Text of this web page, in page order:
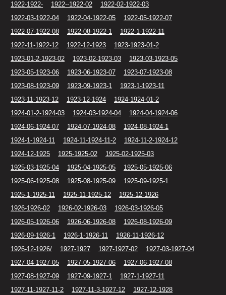
1922-1922-
1922--1922-02
1922-02-1922-03
1922-03-1922-04
1922-04-1922-05
1922-05-1922-07
1922-07-1922-08
1922-08-1922-1
1922-1-1922-11
1922-11-1922-12
1922-12-1923
1923-1923-01-2
1923-01-2-1923-02
1923-02-1923-03
1923-03-1923-05
1923-05-1923-06
1923-06-1923-07
1923-07-1923-08
1923-08-1923-09
1923-09-1923-1
1923-1-1923-11
1923-11-1923-12
1923-12-1924
1924-1924-01-2
1924-01-2-1924-03
1924-03-1924-04
1924-04-1924-06
1924-06-1924-07
1924-07-1924-08
1924-08-1924-1
1924-1-1924-11
1924-11-1924-11-2
1924-11-2-1924-12
1924-12-1925
1925-1925-02
1925-02-1925-03
1925-03-1925-04
1925-04-1925-05
1925-05-1925-06
1925-06-1925-08
1925-08-1925-09
1925-09-1925-1
1925-1-1925-11
1925-11-1925-12
1925-12-1926
1926-1926-02
1926-02-1926-03
1926-03-1926-05
1926-05-1926-06
1926-06-1926-08
1926-08-1926-09
1926-09-1926-1
1926-1-1926-11
1926-11-1926-12
1926-12-1926/
1927-1927 1927-1927-02
1927-03-1927-04
1927-04-1927-05
1927-05-1927-06
1927-06-1927-08
1927-08-1927-09
1927-09-1927-1
1927-1-1927-11
1927-11-1927-11-2
1927-11-3-1927-12 1927-12-1928